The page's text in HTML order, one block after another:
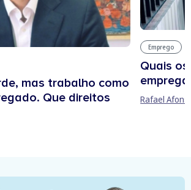
mas trabalho como
Que direitos
Emprego
Quais
Rafael